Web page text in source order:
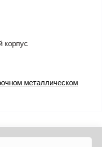
корпус
металлическом